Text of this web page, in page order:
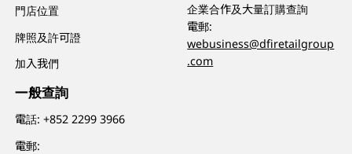
門店位置
牌照及許可證
加入我們
一般查詢
電話:+852 2299 3966
電郵:
企業合作及大量訂購查詢
電郵:
webusiness@dfiretailgroup
.com